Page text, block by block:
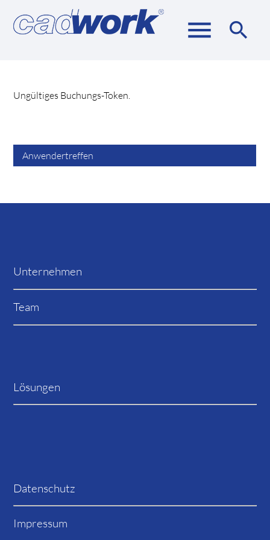
menu search
Suchbegriffe
Ungültiges Buchungs-Token.
Anwendertreffen
Unternehmen
Team
Lösungen
Datenschutz
Impressum